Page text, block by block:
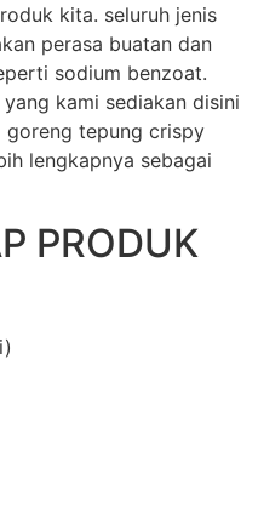
kita. seluruh jenis
perasa buatan dan
sodium benzoat.
kami sediakan disini
goreng tepung crispy
lengkapnya sebagai
PRODUK